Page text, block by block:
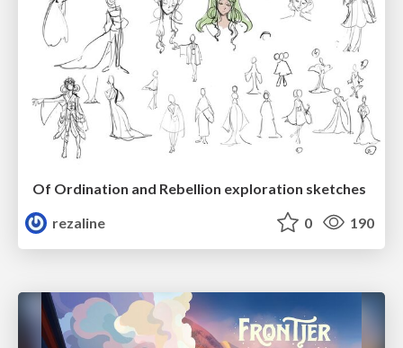
Of Ordination and Rebellion exploration sketches
rezaline
0 190